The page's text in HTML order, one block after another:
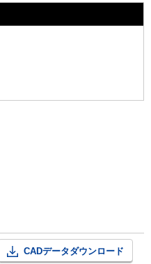
CADデータダウンロード